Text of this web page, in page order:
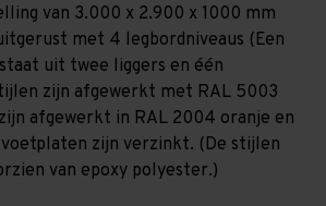
van 3.000 x 2.900 x 1000 mm
met 4 legbordniveaus (Een
uit twee liggers en één
zijn afgewerkt met RAL 5003
afgewerkt in RAL 2004 oranje en
voetplaten zijn verzinkt. (De stijlen
van epoxy polyester.)